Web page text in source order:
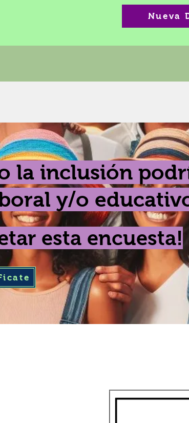
Nueva
la inclusión
y/o
esta encuesta!